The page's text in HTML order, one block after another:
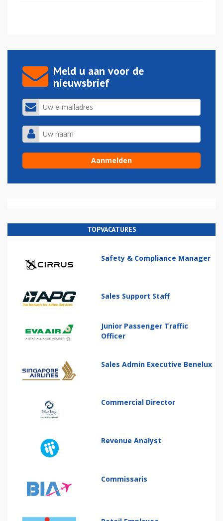
Meld u aan voor de
nieuwsbrief
TOPVACATURES
Safety & Compliance Manager
Sales Support Staff
Junior Passenger Traffic
Officer
Sales Admin Executive Benelux
Commercial Director
Revenue Analyst
Commissaris